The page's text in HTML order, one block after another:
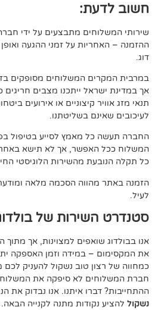
מתבצעים על ידי חברה חיצונית, ומרגע
על זמני ההגעה ואופן המסירה אינה
המשלוחים מסופקים בזמן ולשביעות
ייתכנו מצבים חריגים כגון חגים, עומסי
או אירועים ביטחוניים, העשויים
בשליטתנו.
מאמץ לסייע בטיפול בפניות וללוות את
אך לא תישא באחריות לעיכובים, אי-
מהשירות הלוגיסטי החיצוני.
הסכמה מלאה ומודעת לכל התנאים
של בולדוג
למצוינות, אך מתוך הבנה שלא תמיד
במידה וזמן האספקה יתארך מעבר לרף
טוב נשקול להעניק לכם מתנה.
לא סיפקה את המשלוח וכבר יום לפני
איתנו. אנו נבדוק את הנושא ובמידה והיה
מתנה לקנייה הבאה.